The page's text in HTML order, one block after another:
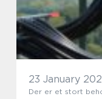
23 January
Der er et stort